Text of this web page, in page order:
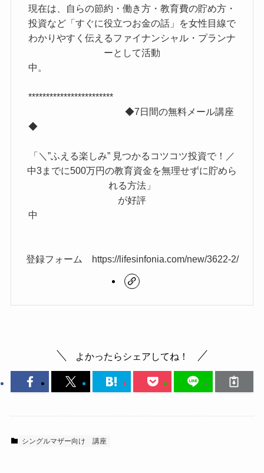
シングルマザー向け 講座
よかったらシェアしてね！
現在は、自らの節約・働き方・教育費の貯め方・
投資など「すぐに役立つお金の話」を女性目線で
わかりやすく伝えるファイナンシャル・プランナ
ーとして活動
中。
************************
◆7日間の無料メール講座
◆
「＼”ふえる楽しみ” 見つかるコツコツ投資で！／
中3までに500万円の教育資金を無理せずに貯めら
れる方法」
が好評
中
登録フォーム https://lifesinfonia.com/new/3622-2/